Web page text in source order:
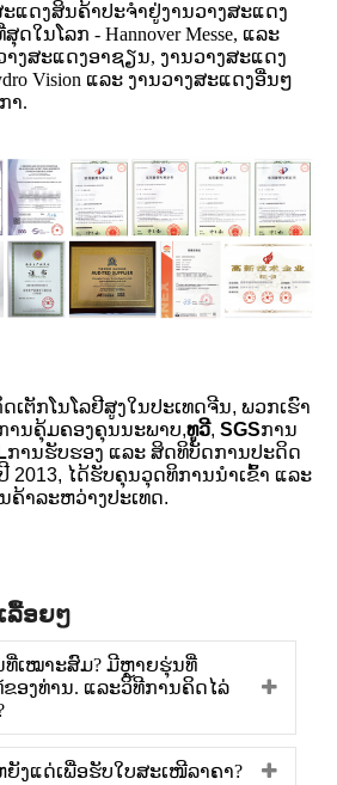
ແດງສິນຄ້າປະຈຳຢູ່ງານວາງສະແດງ
ໃນໂລກ - Hannover Messe, ແລະ
ງສະແດງອາຊຽນ, ງານວາງສະແດງ
Vision ແລະ ງານວາງສະແດງອື່ນໆ
າ.
ເຕັກໂນໂລຢີສູງໃນປະເທດຈີນ, ພວກເຮົາ
ານຄຸ້ມຄອງຄຸນນະພາບ,ທູວີ, SGSການ
ການຮັບຮອງ ແລະ ສິດທິບັດການປະດິດ
2013, ໄດ້ຮັບຄຸນວຸດທິການນຳເຂົ້າ ແລະ
ຄ້າລະຫວ່າງປະເທດ.
ລື້ອຍໆ
ທີ່ເໝາະສົມ? ມີຫຼາຍຮຸ່ນທີ່
ອງທ່ານ. ແລະວິທີການຄິດໄລ່
ງແດ່ເພື່ອຮັບໃບສະເໜີລາຄາ?